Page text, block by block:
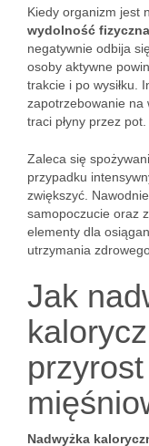
Kiedy organizm jest
wydolność fizyczna
negatywnie odbija
osoby aktywne
trakcie i po wysiłku.
zapotrzebowanie na
traci płyny przez pot.
Zaleca się
przypadku
zwiększyć.
samopoczucie oraz
elementy dla
utrzymania
Jak
Nadwyżka